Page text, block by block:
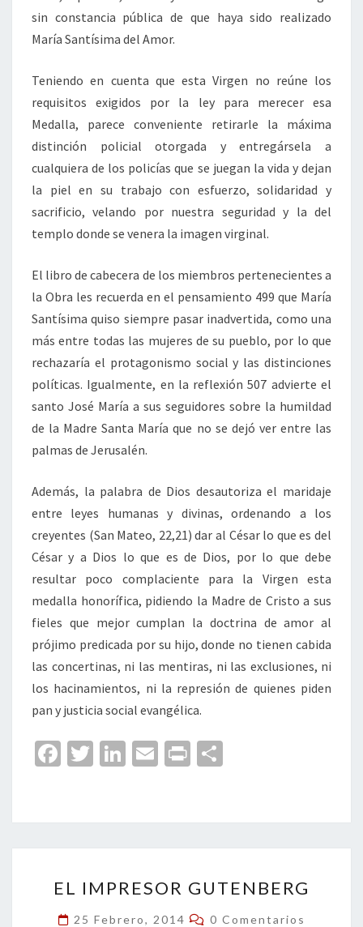
sin constancia pública de que haya sido realizado
María Santísima del Amor.
Teniendo en cuenta que esta Virgen no reúne los
requisitos exigidos por la ley para merecer esa
Medalla, parece conveniente retirarle la máxima
distinción policial otorgada y entregársela a
cualquiera de los policías que se juegan la vida y dejan
la piel en su trabajo con esfuerzo, solidaridad y
sacrificio, velando por nuestra seguridad y la del
templo donde se venera la imagen virginal.
El libro de cabecera de los miembros pertenecientes a
la Obra les recuerda en el pensamiento 499 que María
Santísima quiso siempre pasar inadvertida, como una
más entre todas las mujeres de su pueblo, por lo que
rechazaría el protagonismo social y las distinciones
políticas. Igualmente, en la reflexión 507 advierte el
santo José María a sus seguidores sobre la humildad
de la Madre Santa María que no se dejó ver entre las
palmas de Jerusalén.
Además, la palabra de Dios desautoriza el maridaje
entre leyes humanas y divinas, ordenando a los
creyentes (San Mateo, 22,21) dar al César lo que es del
César y a Dios lo que es de Dios, por lo que debe
resultar poco complaciente para la Virgen esta
medalla honorífica, pidiendo la Madre de Cristo a sus
fieles que mejor cumplan la doctrina de amor al
prójimo predicada por su hijo, donde no tienen cabida
las concertinas, ni las mentiras, ni las exclusiones, ni
los hacinamientos, ni la represión de quienes piden
pan y justicia social evangélica.
Fa
o
o
k
T
er
Li
dI
n
E
l
Pr
p
ar
tir
IMPRESOR
GUTENBERG
EL IMPRESOR GUTENBERG
25 Febrero, 2014 Comentarios
0 Comentarios